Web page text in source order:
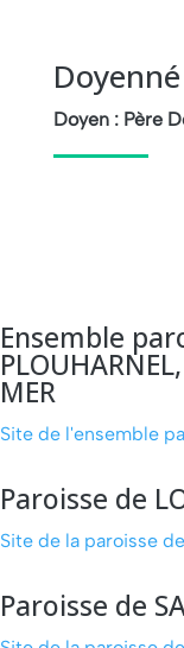
Doyen : Père
Ensemble
MER
Site de l'ensemble
Paroisse de
Site de la paroisse
Paroisse de